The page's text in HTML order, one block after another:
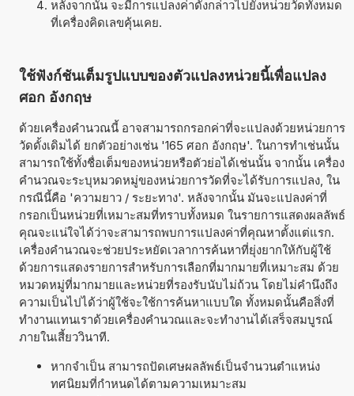
หลังจากนั้น จะมีการแปลงค่าดังกล่าวไปยังหน่วยวัดทั้งหมด
ที่เครื่องคิดเลขคุ้นเคย.
ใช้ฟังก์ชันเต็มรูปแบบของตัวแปลงหน่วยนี้เพื่อแปลง
ศอก อังกฤษ
ด้วยเครื่องคำนวณนี้ อาจสามารถกรอกค่าที่จะแปลงด้วยหน่วยการ
วัดดั้งเดิมได้ ยกตัวอย่างเช่น '165 ศอก อังกฤษ'. ในการทำเช่นนั้น
สามารถใช้ทั้งชื่อเต็มของหน่วยหรือตัวย่อได้เช่นนั้น จากนั้น เครื่อง
คำนวณจะระบุหมวดหมู่ของหน่วยการวัดที่จะได้รับการแปลง, ใน
กรณีนี้คือ 'ความยาว / ระยะทาง'. หลังจากนั้น มันจะแปลงค่าที่
กรอกเป็นหน่วยที่เหมาะสมที่ทราบทั้งหมด ในรายการแสดงผลลัพธ์
คุณจะแน่ใจได้ว่าจะสามารถพบการแปลงค่าที่คุณหาตั้งแต่แรก.
เครื่องคำนวณจะช่วยประหยัดเวลาการค้นหาที่ยุ่งยากให้กับผู้ใช้
ด้วยการแสดงรายการสำหรับการเลือกที่มากมายที่เหมาะสม ด้วย
หมวดหมู่ที่มากมายและหน่วยที่รองรับนับไม่ถ้วน โดยไม่คำนึงถึง
ความเป็นไปได้ว่าผู้ใช้จะใช้การค้นหาแบบใด ทั้งหมดนั้นคือสิ่งที่
ทำงานแทนเราด้วยเครื่องคำนวณและจะทำงานได้เสร็จสมบูรณ์
ภายในเสี้ยววินาที.
หากจำเป็น สามารถปัดเศษผลลัพธ์เป็นจำนวนตำแหน่ง
ทศนิยมที่กำหนดได้ตามความเหมาะสม